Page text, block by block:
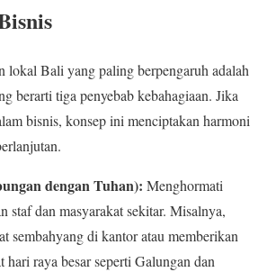
lokal Bali yang paling berpengaruh adalah
berarti tiga penyebab kebahagiaan. Jika
bisnis, konsep ini menciptakan harmoni
dengan Tuhan): Menghormati
staf dan masyarakat sekitar. Misalnya,
sembahyang di kantor atau memberikan
hari raya besar seperti Galungan dan